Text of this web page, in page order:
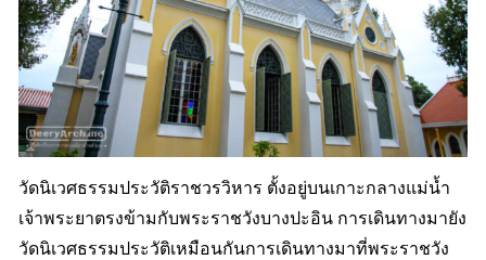
วัดนิเวศธรรมประวัติราชวรวิหาร ตั้งอยู่บนเกาะกลางแม่น้ำ
เจ้าพระยาตรงข้ามกับพระราชวังบางปะอิน การเดินทางมายัง
วัดนิเวศธรรมประวัติเหมือนกันการเดินทางมาที่พระราชวัง